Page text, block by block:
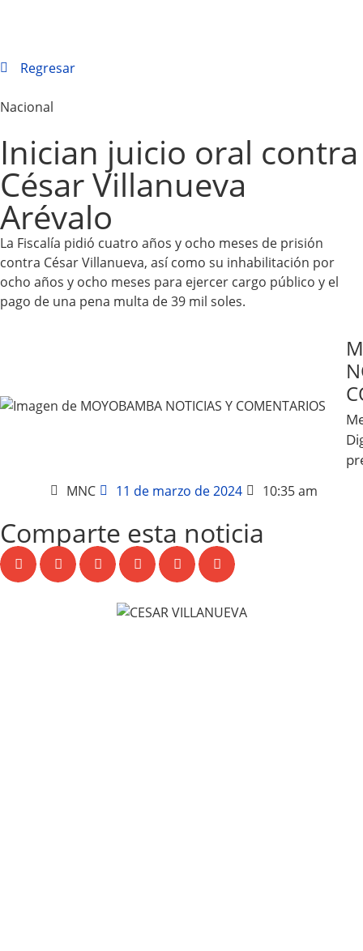
Regresar
Nacional
Inician juicio oral contra
César Villanueva
Arévalo
La Fiscalía pidió cuatro años y ocho meses de prisión
contra César Villanueva, así como su inhabilitación por
ocho años y ocho meses para ejercer cargo público y el
pago de una pena multa de 39 mil soles.
MNC 11 de marzo de 2024 10:35 am
Comparte esta noticia